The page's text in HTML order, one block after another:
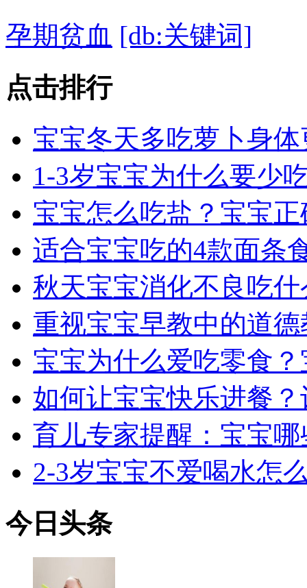
孕期贫血 [db:关键词]
点击排行
宝宝冬天多吃萝卜身
1-3岁宝宝为什么要少
宝宝怎么吃盐？宝宝
适合宝宝吃的4款面条
秋天宝宝消化不良吃什
重视宝宝早教中的道德
宝宝为什么爱吃零食
如何让宝宝快乐进餐
育儿专家提醒：宝宝
2-3岁宝宝不爱喝水怎
今日 头条